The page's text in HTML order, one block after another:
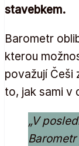
stavebkem.
Barometr
kterou
považují Češi
to, jak sami v
„V